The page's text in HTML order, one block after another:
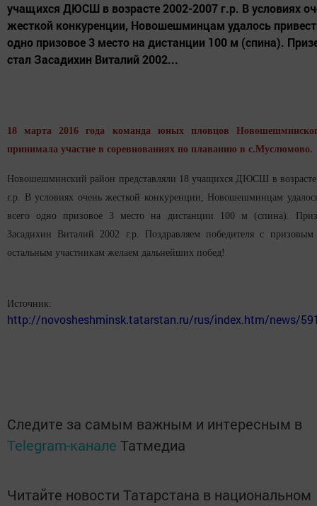
учащихся ДЮСШ в возрасте 2002-2007 г.р. В условиях
жесткой конкуренции, Новошешминцам удалось
одно призовое 3 место на дистанции 100 м (спина).
стал Засадихин Виталий 2002...
18 марта 2016 года команда юных пловцов
принимала участие в соревнованиях по плаванию в с.Муслюмово.
Новошешминский район представляли 18 учащихся ДЮСШ в возрасте
г.р. В условиях очень жесткой конкуренции, Новошешминцам
всего одно призовое 3 место на дистанции 100 м (спина).
Засадихин Виталий 2002 г.р. Поздравляем победителя с
остальным участникам желаем дальнейших побед!
Источник:
http://novosheshminsk.tatarstan.ru/rus/index.htm/news/
Следите за самым важным и интересным в
Telegram-канале Татмедиа
Читайте новости Татарстана в национальном